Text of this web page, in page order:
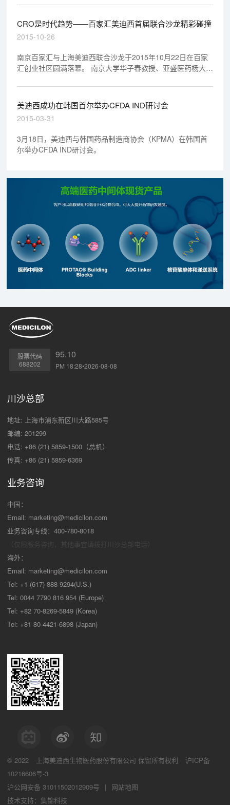
CRO是时代趋势——百家汇美迪西首届联合沙龙精彩碰撞
2015-10-26
南京百家汇与上海美迪西联合沙龙于2015年10月22日在百家
汇创业社区圆满落幕。 南京大学华子春教授、亚盛医药杨大俊
临床前开发经验展开专题报告。
美迪西成功在韩国首尔举办CFDA IND研讨会
2015-03-31
3月18日，美迪西与韩国药品制造商协会（KPMA）在韩国首
尔举办CFDA IND研讨会。
股票代码
688202
95.10
PM 18:28•2026-08-08
川沙总部
地址: 上海市浦东新区川大路585号
邮编: 201299
电话: +86 (21) 5859-1500（总机）
传真: +86 (21) 5859-6369
业务咨询
中国：
Email: marketing@medicilon.com
业务咨询专线：400-780-8018
海外：
Email: marketing@medicilon.com
Tel: +1 (617) 888-9294(U.S.)
Tel: 0044 7790 816 954 (Europe)
Tel: +82 70-8269-5849 (Korea)
Tel: +81 80-4421-6898 (Japan)
© 2022 上海美迪西生物医药股份有限公司 保留所有权利
沪ICP备
10216606号-3
沪公网安备 31011502012909号
|
网站地图
技术支持：集锦科技